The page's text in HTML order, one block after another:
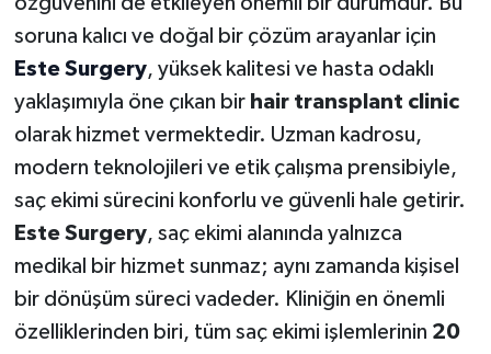
soruna kalıcı ve doğal bir çözüm arayanlar için
Este Surgery, yüksek kalitesi ve hasta odaklı
yaklaşımıyla öne çıkan bir hair transplant clinic
olarak hizmet vermektedir. Uzman kadrosu,
modern teknolojileri ve etik çalışma prensibiyle,
saç ekimi sürecini konforlu ve güvenli hale getirir.
Este Surgery, saç ekimi alanında yalnızca
medikal bir hizmet sunmaz; aynı zamanda kişisel
bir dönüşüm süreci vadeder. Kliniğin en önemli
özelliklerinden biri, tüm saç ekimi işlemlerinin 20